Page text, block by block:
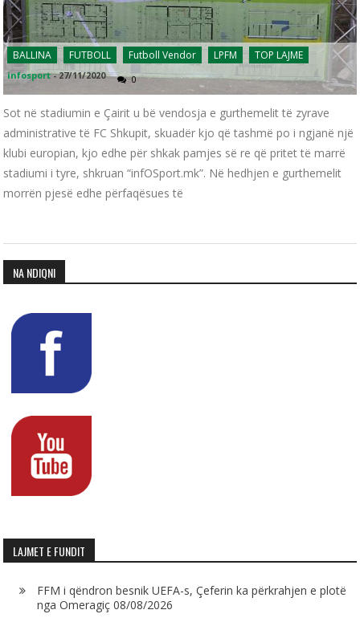
BALLINA FUTBOLL Futboll Vendor LPFM TOP LAJME
infosport -27/11/2020 0
Sot në stadiumin e Çairit u bë vendosja e gurthemelit të zyrave
administrative të FC Shkupit, skuadër kjo që tashmë po i ngjanë një
klubi europian, kjo edhe për shkak pamjes së re që pritet të marrë
stadiumi i tyre, shkruan “infOSport.mk”. Në hedhjen e gurthemelit
morrën pjesë edhe përfaqësues të
NA NDIQNI
LAJMET E FUNDIT
FFM i qëndron besnik UEFA-s, Çeferin ka përkrahjen e plotë
nga Omeragiç 08/08/2026